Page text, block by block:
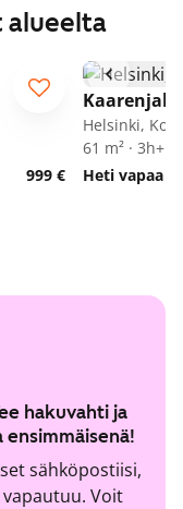
alueelta
999 €
Helsinki,
61 m² · 3h+k
Heti vapaa
hakuvahti ja
sähköpostiisi,
Voit